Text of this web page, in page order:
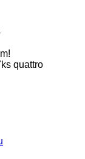
quattro